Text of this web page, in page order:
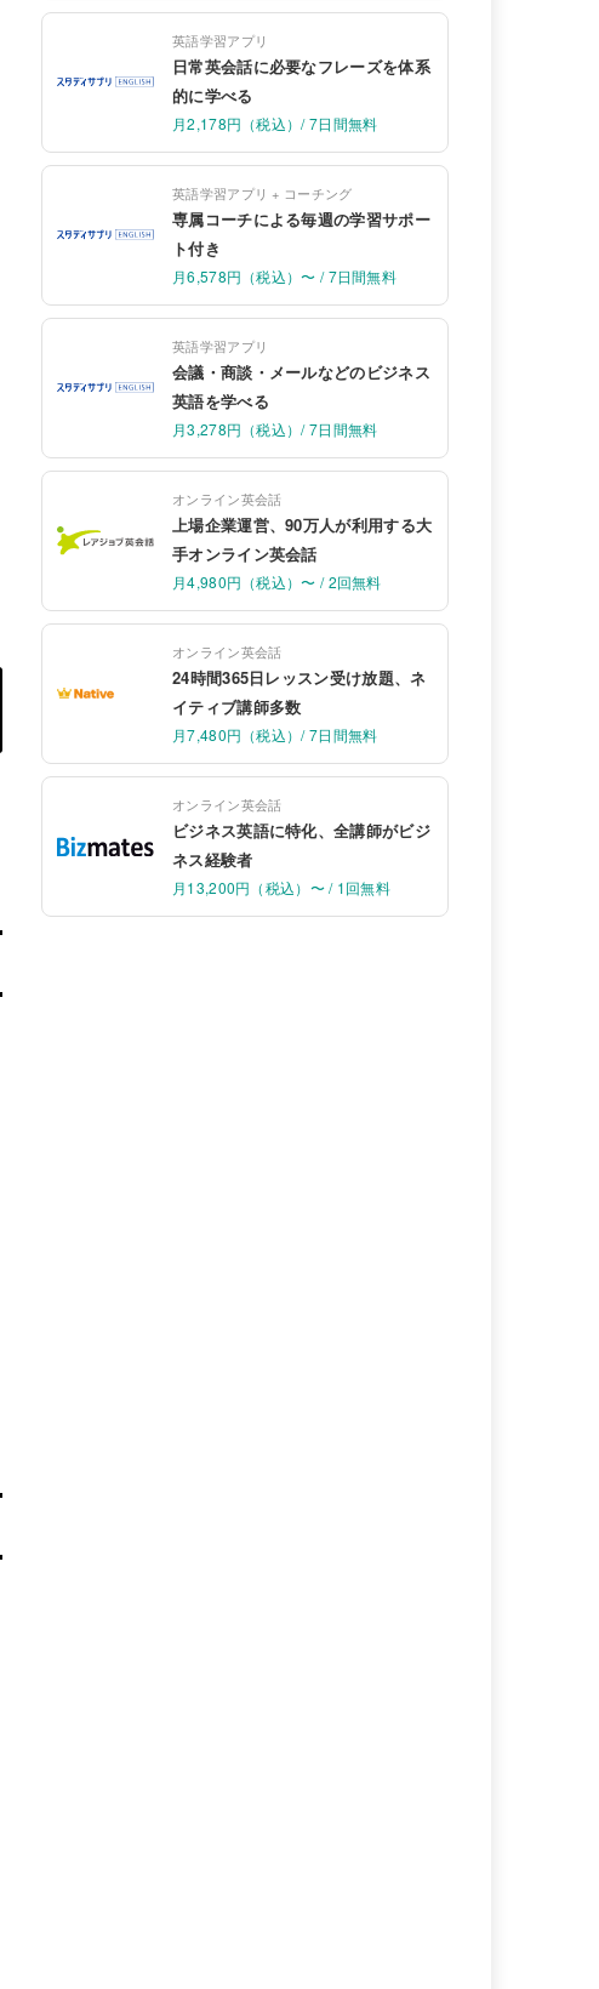
英語学習アプリ
日常英会話に必要なフレーズを体系
的に学べる
月2,178円（税込）/ 7日間無料
英語学習アプリ + コーチング
専属コーチによる毎週の学習サポー
ト付き
月6,578円（税込）〜 / 7日間無料
英語学習アプリ
会議・商談・メールなどのビジネス
英語を学べる
月3,278円（税込）/ 7日間無料
オンライン英会話
上場企業運営、90万人が利用する大
手オンライン英会話
月4,980円（税込）〜 / 2回無料
オンライン英会話
24時間365日レッスン受け放題、ネ
イティブ講師多数
月7,480円（税込）/ 7日間無料
オンライン英会話
ビジネス英語に特化、全講師がビジ
ネス経験者
月13,200円（税込）〜 / 1回無料